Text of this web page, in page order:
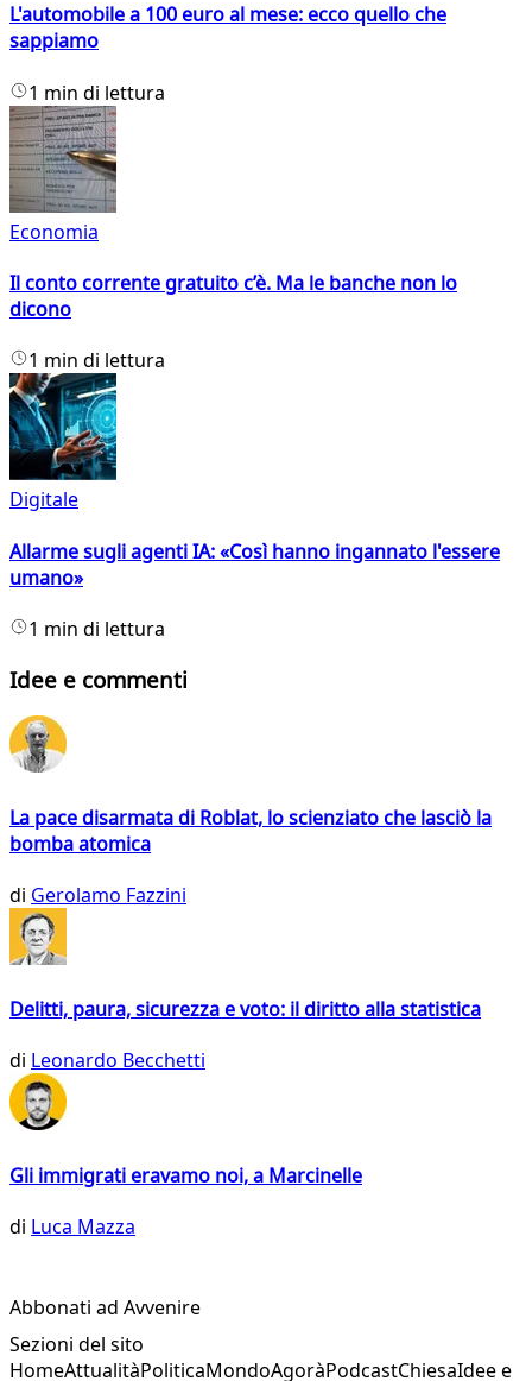
L'automobile a 100 euro al mese: ecco quello che
sappiamo
1 min di lettura
Economia
Il conto corrente gratuito c’è. Ma le banche non lo
dicono
1 min di lettura
Digitale
Allarme sugli agenti IA: «Così hanno ingannato l'essere
umano»
1 min di lettura
Idee e commenti
La pace disarmata di Roblat, lo scienziato che lasciò la
bomba atomica
di Gerolamo Fazzini
Delitti, paura, sicurezza e voto: il diritto alla statistica
di Leonardo Becchetti
Gli immigrati eravamo noi, a Marcinelle
di Luca Mazza
Abbonati ad Avvenire
Sezioni del sito
HomeAttualitàPoliticaMondoAgoràPodcastChiesaIdee e